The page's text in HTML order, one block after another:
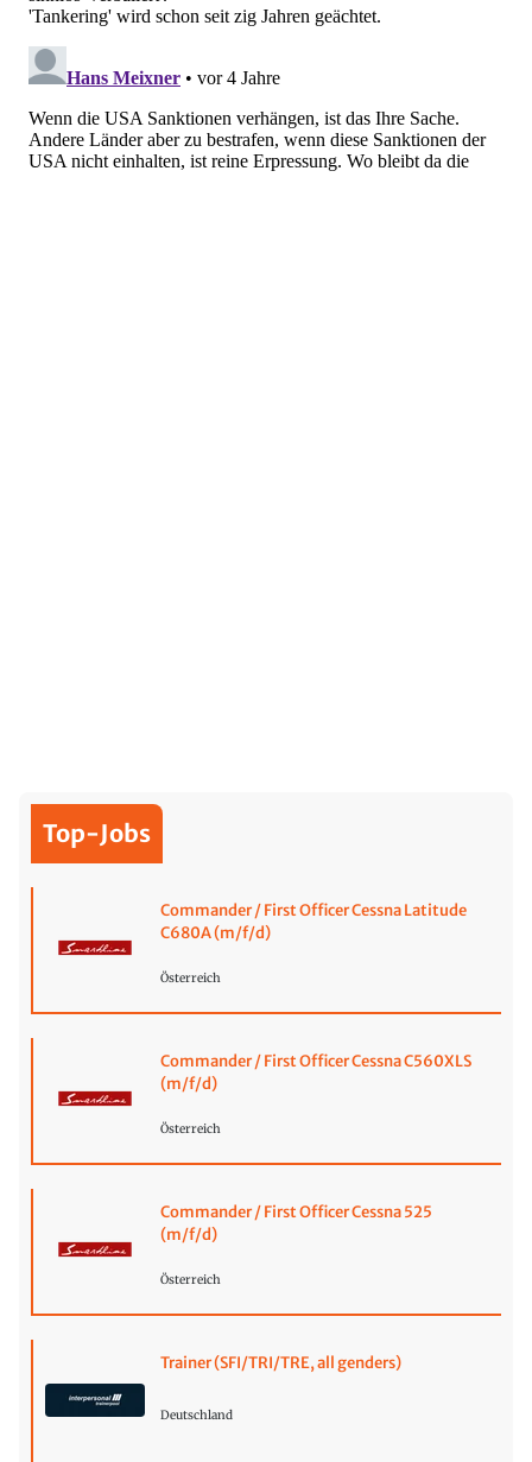
Top-Jobs
Commander / First Officer Cessna Latitude
C680A (m/f/d)
Österreich
Commander / First Officer Cessna C560XLS
(m/f/d)
Österreich
Commander / First Officer Cessna 525
(m/f/d)
Österreich
Trainer (SFI/TRI/TRE, all genders)
Deutschland